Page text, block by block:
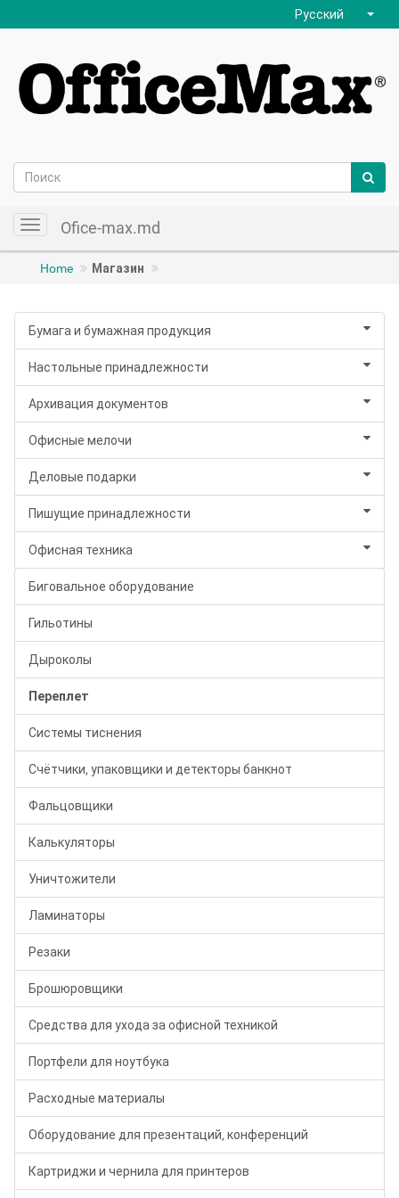
Русский
ToggleOfice-max.md
Home Магазин
Бумага и бумажная продукция
Настольные принадлежности
Архивация документов
Офисные мелочи
Деловые подарки
Пишущие принадлежности
Офисная техника
Биговальное оборудование
Гильотины
Дыроколы
Переплет
Системы тиснения
Счётчики, упаковщики и детекторы банкнот
Фальцовщики
Калькуляторы
Уничтожители
Ламинаторы
Резаки
Брошюровщики
Средства для ухода за офисной техникой
Портфели для ноутбука
Расходные материалы
Оборудование для презентаций, конференций
Картриджи и чернила для принтеров